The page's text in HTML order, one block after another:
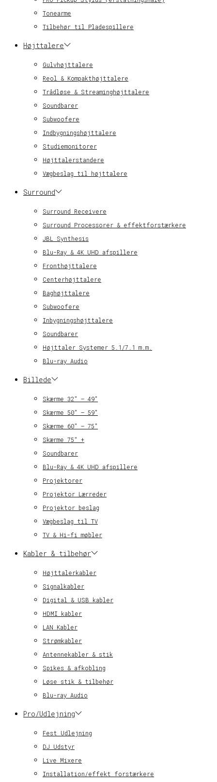
Tonearme
Tilbehør til Pladespillere
Højttalere
Gulvhøjttalere
Reol & Kompakthøjttalere
Trådløse & Streaminghøjttalere
Soundbarer
Subwoofere
Indbygningshøjttalere
Studiemonitorer
Højttalerstandere
Vægbeslag til højttalere
Surround
Surround Receivere
Surround Processorer & effektforstærkere
JBL Synthesis
Blu-Ray & 4K UHD afspillere
Fronthøjttalere
Centerhøjttalere
Baghøjttalere
Subwoofere
Inbygningshøjttalere
Soundbarer
Højttaler Systemer 5.1/7.1 m.m.
Blu-ray Audio
Billede
Skærme 32″ – 49″
Skærme 50″ – 59″
Skærme 60″ – 75″
Skærme 75″ +
Soundbarer
Blu-Ray & 4K UHD afspillere
Projektorer
Projektor Lærreder
Projektor beslag
Vægbeslag til TV
TV & Hi-fi møbler
Kabler & tilbehør
Højttalerkabler
Signalkabler
Digital & USB kabler
HDMI kabler
LAN Kabler
Strømkabler
Antennekabler & stik
Spikes & afkobling
Løse stik & tilbehør
Blu-ray Audio
Pro/Udlejning
Fest Udlejning
DJ Udstyr
Live Mixere
Installation/effekt forstærkere